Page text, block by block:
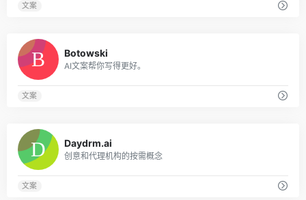
文案
Botowski
AI文案帮你写得更好。
文案
Daydrm.ai
创意和代理机构的按需概念
文案